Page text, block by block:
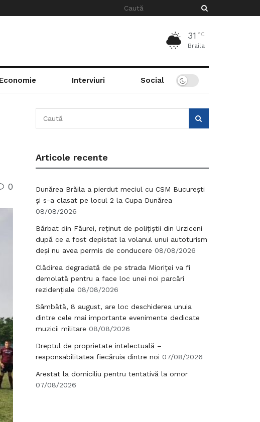
31 °C
Braila
Economie Interviuri Social
0
Articole recente
Dunărea Brăila a pierdut meciul cu CSM București
și s-a clasat pe locul 2 la Cupa Dunărea
08/08/2026
Bărbat din Făurei, reținut de polițiștii din Urziceni
după ce a fost depistat la volanul unui autoturism
deși nu avea permis de conducere 08/08/2026
Clădirea degradată de pe strada Mioriței va fi
demolată pentru a face loc unei noi parcări
rezidențiale 08/08/2026
Sâmbătă, 8 august, are loc deschiderea unuia
dintre cele mai importante evenimente dedicate
muzicii militare 08/08/2026
Dreptul de proprietate intelectuală –
responsabilitatea fiecăruia dintre noi 07/08/2026
Arestat la domiciliu pentru tentativă la omor
07/08/2026